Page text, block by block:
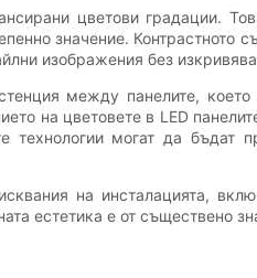
цветови градации.
значение. Контрастното
изображения без
между панелите,
на цветовете в LED
могат да бъдат
на инсталацията,
естетика е от съществено